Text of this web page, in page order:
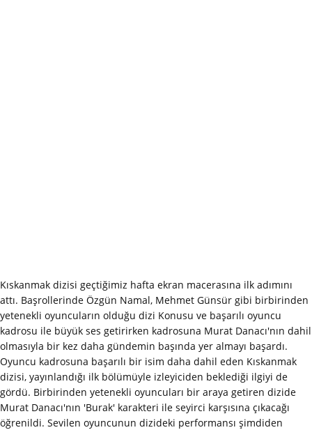
Kıskanmak dizisi geçtiğimiz hafta ekran macerasına ilk adımını
attı. Başrollerinde Özgün Namal, Mehmet Günsür gibi birbirinden
yetenekli oyuncuların olduğu dizi Konusu ve başarılı oyuncu
kadrosu ile büyük ses getirirken kadrosuna Murat Danacı'nın dahil
olmasıyla bir kez daha gündemin başında yer almayı başardı.
Oyuncu kadrosuna başarılı bir isim daha dahil eden Kıskanmak
dizisi, yayınlandığı ilk bölümüyle izleyiciden beklediği ilgiyi de
gördü. Birbirinden yetenekli oyuncuları bir araya getiren dizide
Murat Danacı'nın 'Burak' karakteri ile seyirci karşısına çıkacağı
öğrenildi. Sevilen oyuncunun dizideki performansı şimdiden